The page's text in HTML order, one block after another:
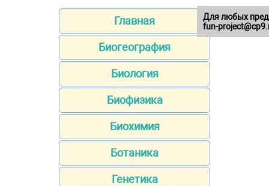
Главная
Биогеография
Биология
Биофизика
Биохимия
Ботаника
Генетика
Для любых
fun-